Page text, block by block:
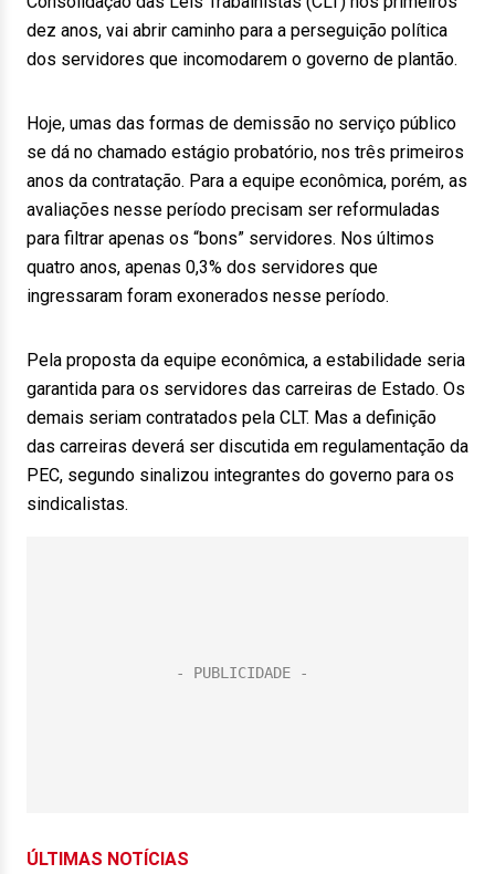
dez anos, vai abrir caminho para a perseguição política
dos servidores que incomodarem o governo de plantão.
Hoje, umas das formas de demissão no serviço público
se dá no chamado estágio probatório, nos três primeiros
anos da contratação. Para a equipe econômica, porém, as
avaliações nesse período precisam ser reformuladas
para filtrar apenas os “bons” servidores. Nos últimos
quatro anos, apenas 0,3% dos servidores que
ingressaram foram exonerados nesse período.
Pela proposta da equipe econômica, a estabilidade seria
garantida para os servidores das carreiras de Estado. Os
demais seriam contratados pela CLT. Mas a definição
das carreiras deverá ser discutida em regulamentação da
PEC, segundo sinalizou integrantes do governo para os
sindicalistas.